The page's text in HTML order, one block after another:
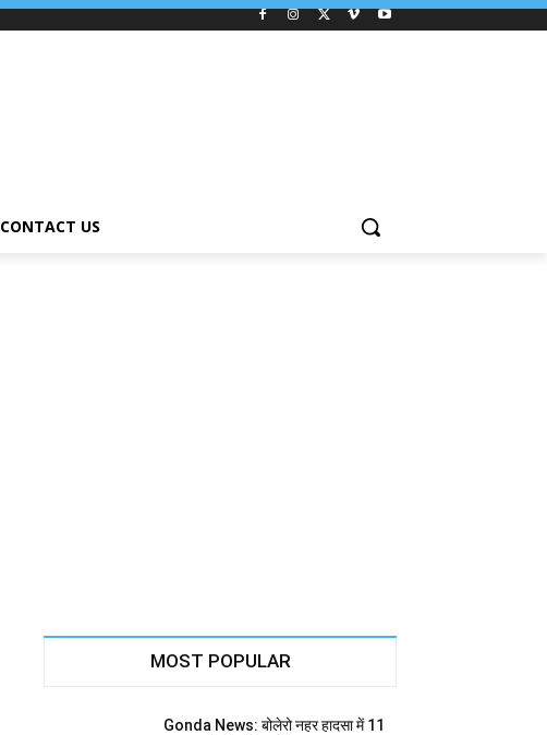
CONTACT US
MOST POPULAR
Gonda News: बोलेरो नहर हादसा में 11